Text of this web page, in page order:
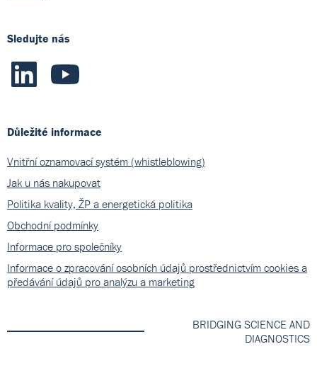
Sledujte nás
Důležité informace
Vnitřní oznamovací systém (whistleblowing)
Jak u nás nakupovat
Politika kvality, ŽP a energetická politika
Obchodní podmínky
Informace pro společníky
Informace o zpracování osobních údajů prostřednictvím cookies a
předávání údajů pro analýzu a marketing
BRIDGING SCIENCE AND
DIAGNOSTICS